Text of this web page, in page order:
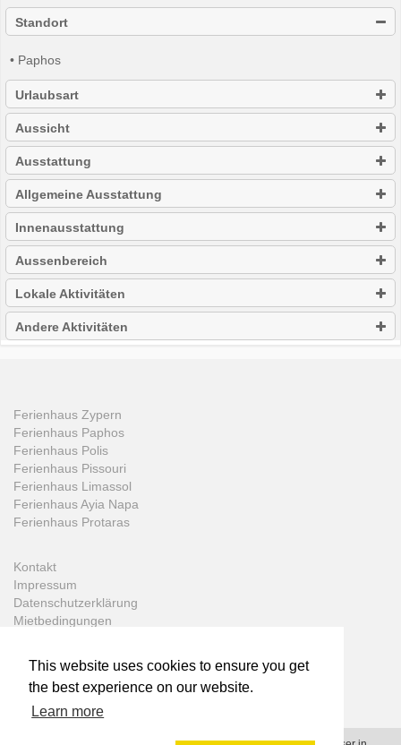
This website uses cookies to ensure you get
the best experience on our website.
Learn more
Standort
• Paphos
Urlaubsart
Aussicht
Ausstattung
Allgemeine Ausstattung
Innenausstattung
Aussenbereich
Lokale Aktivitäten
Andere Aktivitäten
Ferienhaus Zypern
Ferienhaus Paphos
Ferienhaus Polis
Ferienhaus Pissouri
Ferienhaus Limassol
Ferienhaus Ayia Napa
Ferienhaus Protaras
Kontakt
Impressum
Datenschutzerklärung
Mietbedingungen